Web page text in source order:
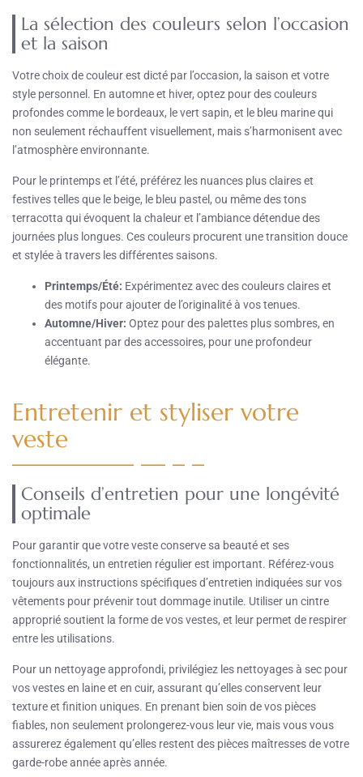
La sélection des couleurs selon l’occasion
et la saison
Votre choix de couleur est dicté par l’occasion, la saison et votre
style personnel. En automne et hiver, optez pour des couleurs
profondes comme le bordeaux, le vert sapin, et le bleu marine qui
non seulement réchauffent visuellement, mais s’harmonisent avec
l’atmosphère environnante.
Pour le printemps et l’été, préférez les nuances plus claires et
festives telles que le beige, le bleu pastel, ou même des tons
terracotta qui évoquent la chaleur et l’ambiance détendue des
journées plus longues. Ces couleurs procurent une transition douce
et stylée à travers les différentes saisons.
Printemps/Été: Expérimentez avec des couleurs claires et
des motifs pour ajouter de l’originalité à vos tenues.
Automne/Hiver: Optez pour des palettes plus sombres, en
accentuant par des accessoires, pour une profondeur
élégante.
Entretenir et styliser votre
veste
Conseils d’entretien pour une longévité
optimale
Pour garantir que votre veste conserve sa beauté et ses
fonctionnalités, un entretien régulier est important. Référez-vous
toujours aux instructions spécifiques d’entretien indiquées sur vos
vêtements pour prévenir tout dommage inutile. Utiliser un cintre
approprié soutient la forme de vos vestes, et leur permet de respirer
entre les utilisations.
Pour un nettoyage approfondi, privilégiez les nettoyages à sec pour
vos vestes en laine et en cuir, assurant qu’elles conservent leur
texture et finition uniques. En prenant bien soin de vos pièces
fiables, non seulement prolongerez-vous leur vie, mais vous vous
assurerez également qu’elles restent des pièces maîtresses de votre
garde-robe année après année.